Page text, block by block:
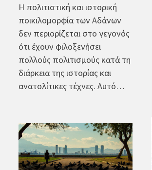
Η πολιτιστική και ιστορική
ποικιλομορφία των Αδάνων
δεν περιορίζεται στο γεγονός
ότι έχουν φιλοξενήσει
πολλούς πολιτισμούς κατά τη
διάρκεια της ιστορίας και
ανατολίτικες τέχνες. Αυτό…